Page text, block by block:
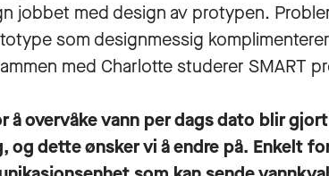
jobbet med design av protypen.
som designmessig
med Charlotte studerer SMART
å overvåke vann per dags dato blir
og dette ønsker vi å endre på. Enkelt